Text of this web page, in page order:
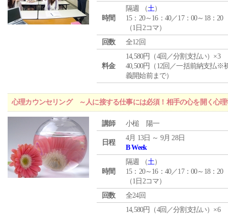
時間
隔週 （土）
15：20～16：40／17：00～18：20
（1日2コマ）
回数
全12回
料金
14,580円（4回／分割支払い）×3
40,500円（12回／一括前納支払※
義開始前まで）
心理カウンセリング ～人に接する仕事には必須！相手の心を開く心理
講師 小槌 陽一
日程
4月 13日 ～ 9月 28日
B Week
時間
隔週 （土）
15：20～16：40／17：00～18：20
（1日2コマ）
回数
全24回
14,580円（4回／分割支払い）×6